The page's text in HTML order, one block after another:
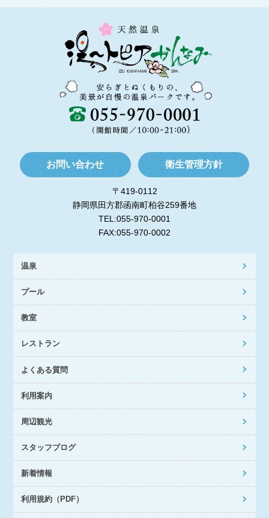
お問い合わせ 衛生管理方針
〒419-0112
静岡県田方郡函南町柏谷259番地
TEL:055-970-0001
FAX:055-970-0002
温泉
プール
教室
レストラン
よくある質問
利用案内
周辺観光
スタッフブログ
新着情報
利用規約（PDF）